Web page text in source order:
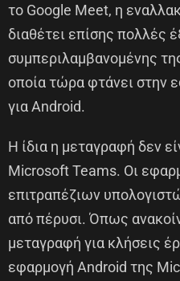
το Google Meet, η
διαθέτει επίσης πολλές
συμπεριλαμβανομένης
οποία τώρα φτάνει στην
για Android.
Η ίδια η μεταγραφή δεν
Microsoft Teams. Οι
επιτραπέζιων
από πέρυσι. Όπως
μεταγραφή για κλήσεις
εφαρμογή Android της